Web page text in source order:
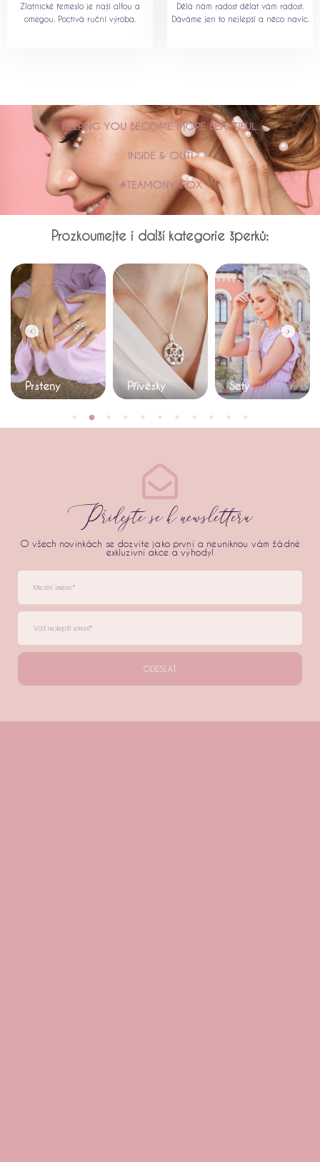
Zlatnické řemeslo je naší alfou a
omegou. Poctivá ruční výroba.
Dělá nám radost dělat vám radost.
Dáváme jen to nejlepší a něco navíc.
HELPING YOU BECOME MORE BEAUTIFUL.
INSIDE & OUT!
#TEAMONYXFOX
Prozkoumejte i další kategorie šperků:
Přívěsky Sety Náramky
Přidejte se k newsletteru
O všech novinkách se dozvíte jako první a neuniknou vám žádné
exkluzivní akce a výhody!
ODESLAT